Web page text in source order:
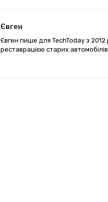
Євген
Євген пише для TechToday з
реставрацією старих